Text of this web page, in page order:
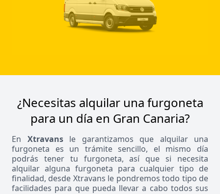
¿Necesitas alquilar una furgoneta
para un día en Gran Canaria?
En Xtravans le garantizamos que alquilar una
furgoneta es un trámite sencillo, el mismo día
podrás tener tu furgoneta, así que si necesita
alquilar alguna furgoneta para cualquier tipo de
finalidad, desde Xtravans le pondremos todo tipo de
facilidades para que pueda llevar a cabo todos sus